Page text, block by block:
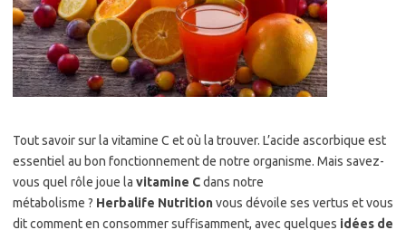
Tout savoir sur la vitamine C et où la trouver. L’acide ascorbique est
essentiel au bon fonctionnement de notre organisme. Mais savez-
vous quel rôle joue la vitamine Cdans notre
métabolisme ? Herbalife Nutritionvous dévoile ses vertus et vous
dit comment en consommer suffisamment, avec quelques idées de